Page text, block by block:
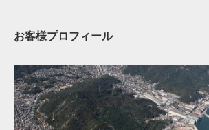
お客様プロフィール